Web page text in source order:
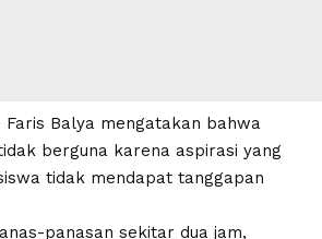
Faris Balya mengatakan bahwa
berguna karena aspirasi yang
tidak mendapat tanggapan
panasan sekitar dua jam,